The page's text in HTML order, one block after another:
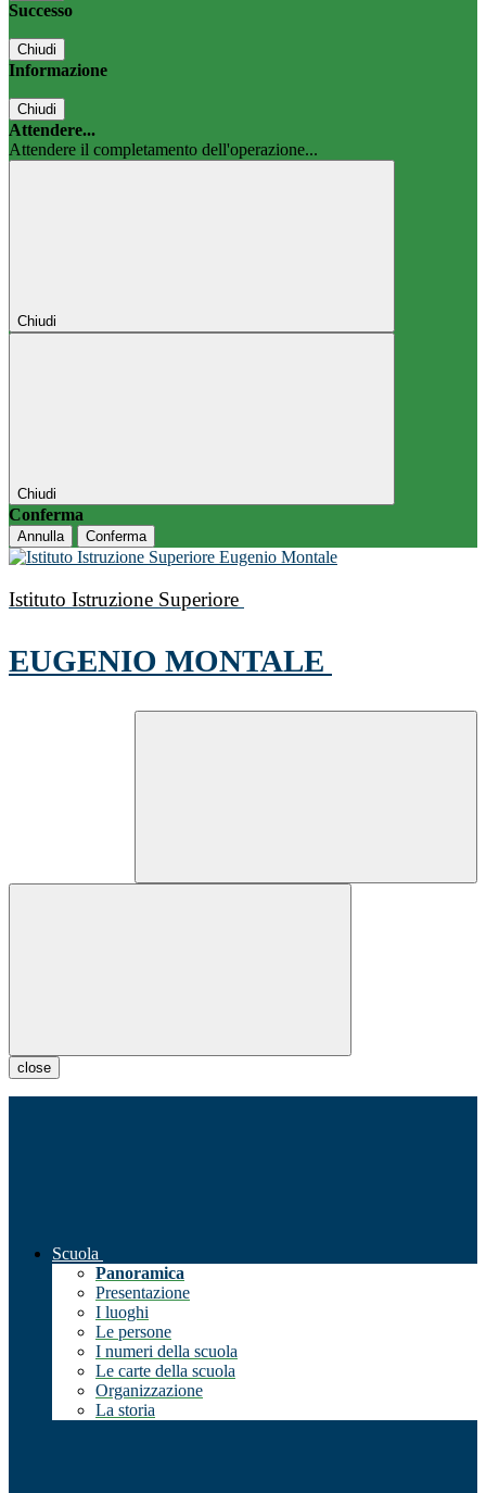
Successo
Chiudi
Informazione
Chiudi
Attendere...
Attendere il completamento dell'operazione...
Chiudi
Chiudi
Conferma
Annulla Conferma
Istituto Istruzione Superiore
EUGENIO MONTALE
close
Scuola
Panoramica
Presentazione
I luoghi
Le persone
I numeri della scuola
Le carte della scuola
Organizzazione
La storia